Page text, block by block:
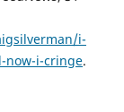
i-
now-i-cringe.